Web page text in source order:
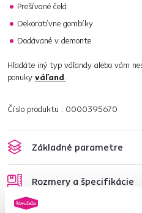
Prešívané čelá
Dekoratívne gombíky
Dodávané v demonte
Hľadáte iný typ váľandy alebo vám
ponuky váľand.
Číslo produktu : 0000395670
Základné parametre
Rozmery a špecifikácie